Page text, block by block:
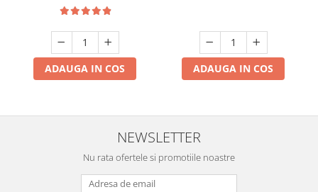
ADAUGA IN COS ADAUGA IN COS
NEWSLETTER
Nu rata ofertele si promotiile noastre